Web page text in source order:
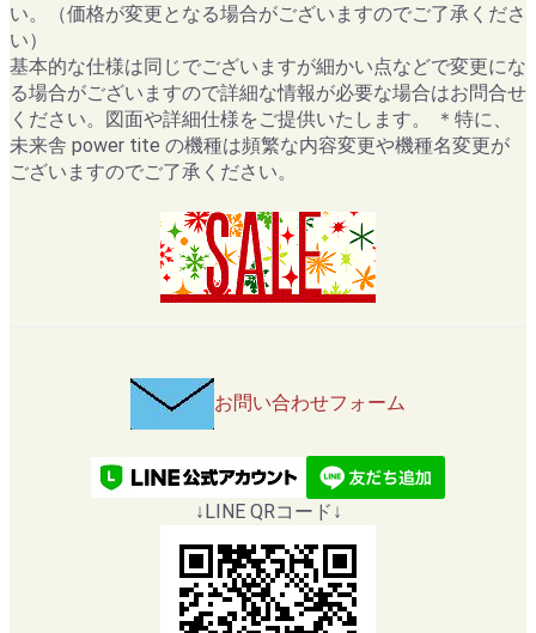
い。（価格が変更となる場合がございますのでご了承くださ
い）
基本的な仕様は同じでございますが細かい点などで変更にな
る場合がございますので詳細な情報が必要な場合はお問合せ
ください。図面や詳細仕様をご提供いたします。 ＊特に、
未来舎 power tite の機種は頻繁な内容変更や機種名変更が
ございますのでご了承ください。
お問い合わせフォーム
↓LINE QRコード↓